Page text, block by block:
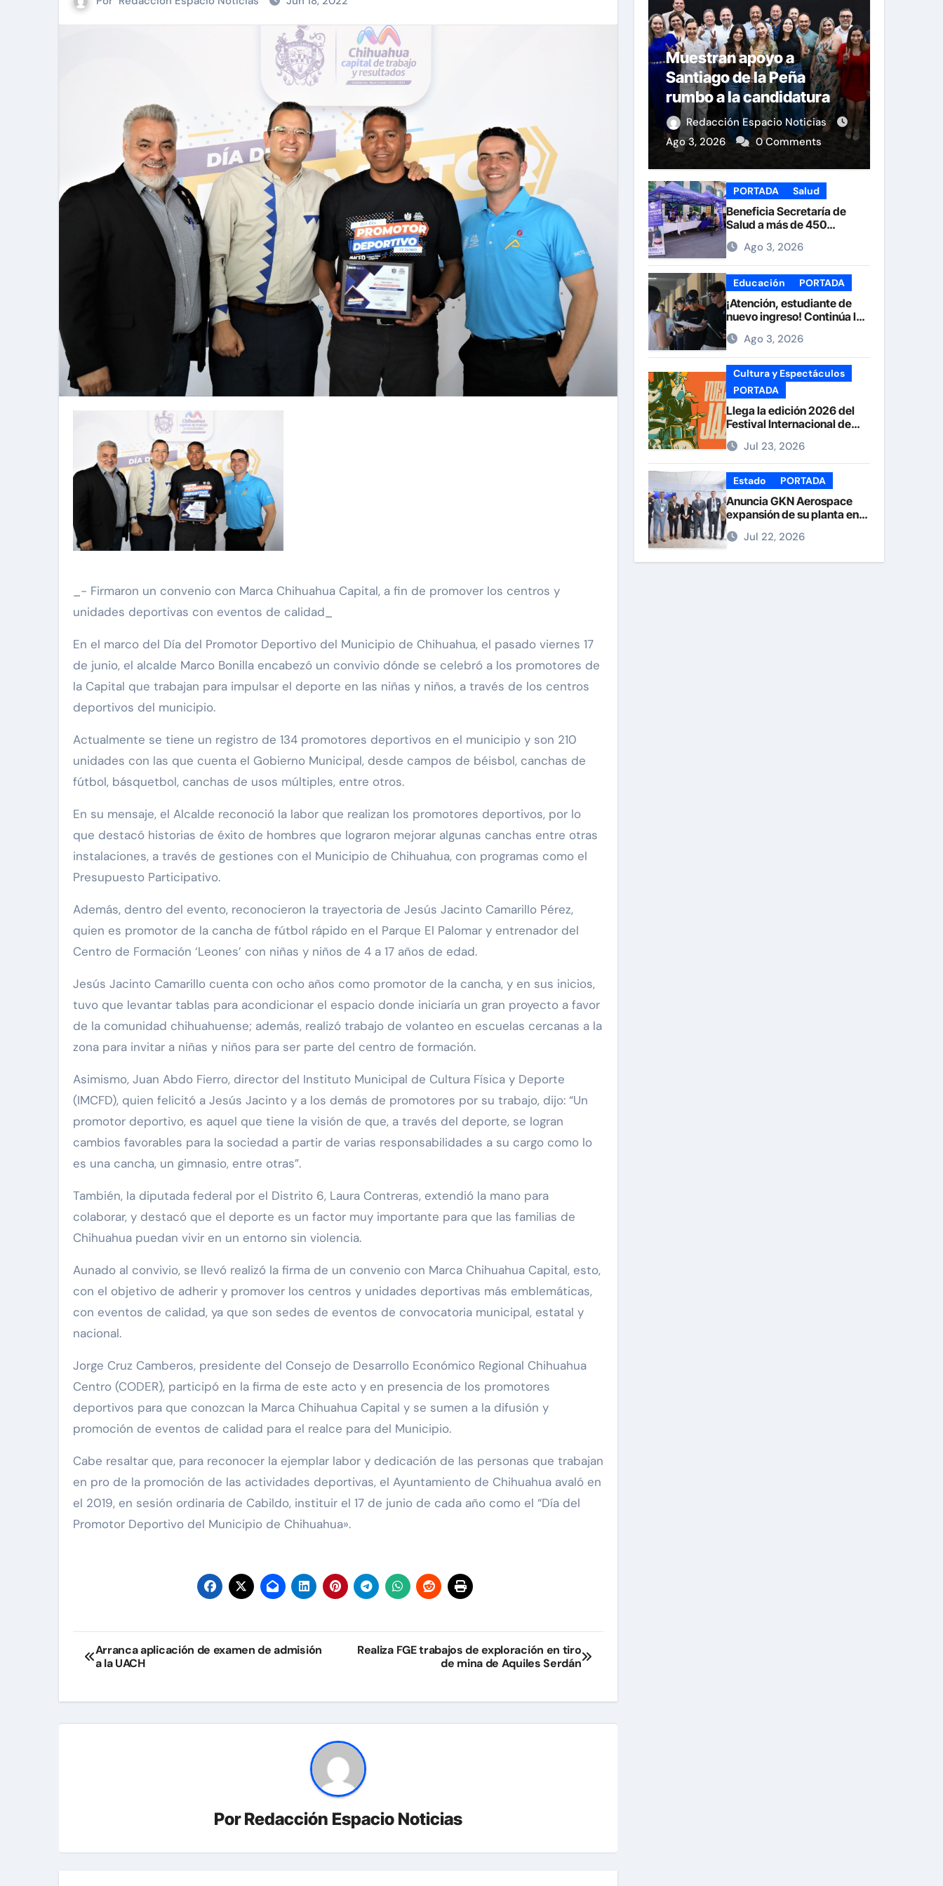
_- Firmaron un convenio con Marca Chihuahua Capital, a fin de promover los centros y
unidades deportivas con eventos de calidad_
En el marco del Día del Promotor Deportivo del Municipio de Chihuahua, el pasado viernes 17
de junio, el alcalde Marco Bonilla encabezó un convivio dónde se celebró a los promotores de
la Capital que trabajan para impulsar el deporte en las niñas y niños, a través de los centros
deportivos del municipio.
Actualmente se tiene un registro de 134 promotores deportivos en el municipio y son 210
unidades con las que cuenta el Gobierno Municipal, desde campos de béisbol, canchas de
fútbol, básquetbol, canchas de usos múltiples, entre otros.
En su mensaje, el Alcalde reconoció la labor que realizan los promotores deportivos, por lo
que destacó historias de éxito de hombres que lograron mejorar algunas canchas entre otras
instalaciones, a través de gestiones con el Municipio de Chihuahua, con programas como el
Presupuesto Participativo.
Además, dentro del evento, reconocieron la trayectoria de Jesús Jacinto Camarillo Pérez,
quien es promotor de la cancha de fútbol rápido en el Parque El Palomar y entrenador del
Centro de Formación ‘Leones’ con niñas y niños de 4 a 17 años de edad.
Jesús Jacinto Camarillo cuenta con ocho años como promotor de la cancha, y en sus inicios,
tuvo que levantar tablas para acondicionar el espacio donde iniciaría un gran proyecto a favor
de la comunidad chihuahuense; además, realizó trabajo de volanteo en escuelas cercanas a la
zona para invitar a niñas y niños para ser parte del centro de formación.
Asimismo, Juan Abdo Fierro, director del Instituto Municipal de Cultura Física y Deporte
(IMCFD), quien felicitó a Jesús Jacinto y a los demás de promotores por su trabajo, dijo: “Un
promotor deportivo, es aquel que tiene la visión de que, a través del deporte, se logran
cambios favorables para la sociedad a partir de varias responsabilidades a su cargo como lo
es una cancha, un gimnasio, entre otras”.
También, la diputada federal por el Distrito 6, Laura Contreras, extendió la mano para
colaborar, y destacó que el deporte es un factor muy importante para que las familias de
Chihuahua puedan vivir en un entorno sin violencia.
Aunado al convivio, se llevó realizó la firma de un convenio con Marca Chihuahua Capital, esto,
con el objetivo de adherir y promover los centros y unidades deportivas más emblemáticas,
con eventos de calidad, ya que son sedes de eventos de convocatoria municipal, estatal y
nacional.
Jorge Cruz Camberos, presidente del Consejo de Desarrollo Económico Regional Chihuahua
Centro (CODER), participó en la firma de este acto y en presencia de los promotores
deportivos para que conozcan la Marca Chihuahua Capital y se sumen a la difusión y
promoción de eventos de calidad para el realce para del Municipio.
Cabe resaltar que, para reconocer la ejemplar labor y dedicación de las personas que trabajan
en pro de la promoción de las actividades deportivas, el Ayuntamiento de Chihuahua avaló en
el 2019, en sesión ordinaria de Cabildo, instituir el 17 de junio de cada año como el “Día del
Promotor Deportivo del Municipio de Chihuahua».
Navegación
de
entradas
Arranca aplicación de examen de admisión
a la UACH
Realiza FGE trabajos de exploración en tiro
de mina de Aquiles Serdán
PorRedacción Espacio Noticias
Muestran apoyo a
Santiago de la Peña
rumbo a la candidatura
del PAN a la Presidencia
Municipal
Redacción Espacio Noticias
Ago 3, 2026
0 Comments
PORTADA Salud
Beneficia Secretaría de
Salud a más de 450
personas durante la Feria
de la Salud en la Plaza de
Armas
Ago 3, 2026
Educación PORTADA
¡Atención, estudiante de
nuevo ingreso! Continúa la
recepción de documentos
en la UACH.
Ago 3, 2026
Cultura y Espectáculos
PORTADA
Llega la edición 2026 del
Festival Internacional de
Jazz Armando Nuñez
Jul 23, 2026
Estado PORTADA
Anuncia GKN Aerospace
expansión de su planta en
Chihuahua
Jul 22, 2026